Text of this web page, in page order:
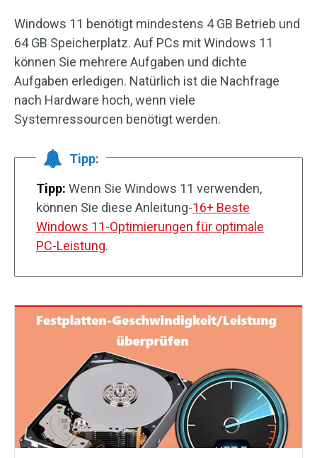
Windows 11 benötigt mindestens 4 GB Betrieb und
64 GB Speicherplatz. Auf PCs mit Windows 11
können Sie mehrere Aufgaben und dichte
Aufgaben erledigen. Natürlich ist die Nachfrage
nach Hardware hoch, wenn viele
Systemressourcen benötigt werden.
Tipp:
Tipp: Wenn Sie Windows 11 verwenden,
können Sie diese Anleitung-16+ Beste
Windows 11-Optimierungen für optimale
PC-Leistung.